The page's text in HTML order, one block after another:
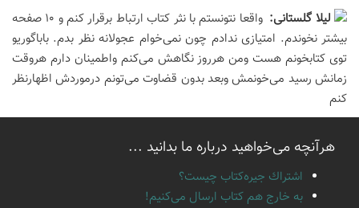
لیلا گلستانی:
واقعا نتونستم با نثر کتاب ارتباط برقرار کنم و 10 صفحه
بیشتر نخوندم. امتیازی ندادم چون نمی‌خوام عجولانه نظر بدم. باباگوریو
توی کتابخونم هست ومن هرروز نگاهش می‌کنم واطمینان دارم هروقت
زمانش رسید می‌خونمش وبعد بدون قضاوت می‌تونم درموردش اظهارنظر
کنم
هرآنچه می‌خواهید درباره ما بدانید ...
اشتراك جيره‌كتاب چيست؟
به خارج هم كتاب ارسال می‌كنیم!